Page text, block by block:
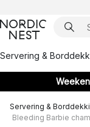
Servering &
Servering &
Bleeding Barbie